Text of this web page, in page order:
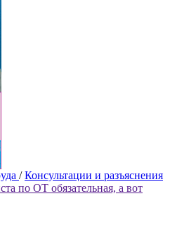
/ Консультации и разъяснения
по ОТ обязательная, а вот